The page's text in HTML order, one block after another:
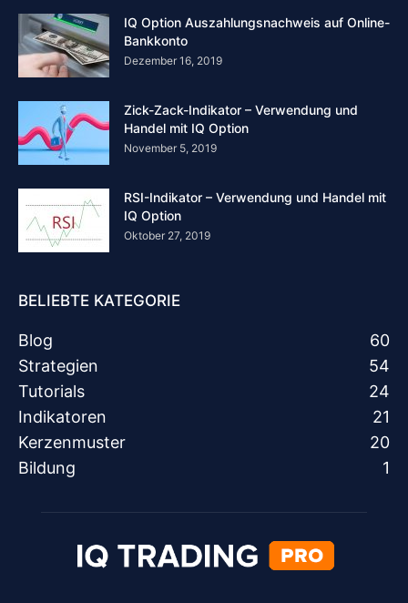
IQ Option Auszahlungsnachweis auf Online-
Bankkonto
Dezember 16, 2019
Zick-Zack-Indikator – Verwendung und
Handel mit IQ Option
November 5, 2019
RSI-Indikator – Verwendung und Handel mit
IQ Option
Oktober 27, 2019
BELIEBTE KATEGORIE
Blog
60
Strategien
54
Tutorials
24
Indikatoren
21
Kerzenmuster
20
Bildung
1